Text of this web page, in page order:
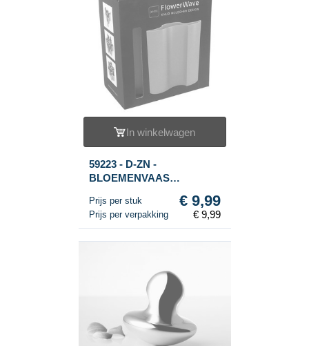
In winkelwagen
59223 - D-ZN -
BLOEMENVAAS
Prijs per stuk € 9,99
Prijs per verpakking € 9,99